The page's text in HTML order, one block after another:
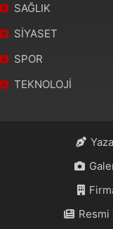
SAĞLIK
SİYASET
SPOR
TEKNOLOJİ
Resmi